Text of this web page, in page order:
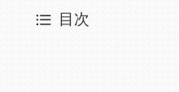
目次